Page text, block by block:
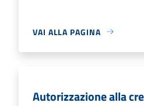
VAI ALLA PAGINA
Autorizzazione alla